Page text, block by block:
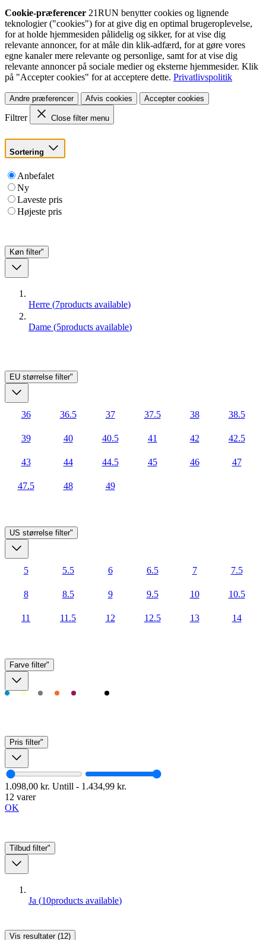
Cookie-præferencer 21RUN benytter cookies og lignende
teknologier ("cookies") for at give dig en optimal brugeroplevelse,
for at holde hjemmesiden pålidelig og sikker, for at vise dig
relevante annoncer, for at måle din klik-adfærd, for at gøre vores
egne kanaler mere relevante og personlige, samt for at vise dig
relevante annoncer på sociale medier og eksterne hjemmesider. Klik
på "Accepter cookies" for at acceptere dette. Privatlivspolitik
Andre præferencer Afvis cookies Accepter cookies
Filtrer Close filter menu
Sortering
Anbefalet
Ny
Laveste pris
Højeste pris
Køn filter"
Herre (7products available)
Dame (5products available)
EU størrelse filter"
36 36.5 37 37.5 38 38.5
39 40 40.5 41 42 42.5
43 44 44.5 45 46 47
47.5 48 49
US størrelse filter"
5 5.5 6 6.5 7 7.5
8 8.5 9 9.5 10 10.5
11 11.5 12 12.5 13 14
Farve filter"
Pris filter"
1.098,00 kr. Untill - 1.434,99 kr.
12 varer
OK
Tilbud filter"
Ja (10products available)
Vis resultater (12)